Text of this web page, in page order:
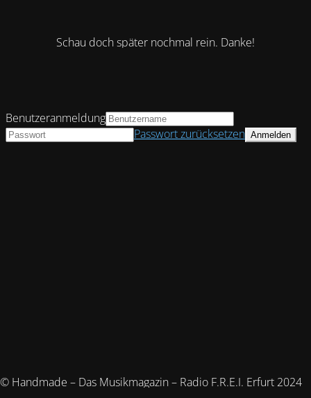
Schau doch später nochmal rein. Danke!
© Handmade – Das Musikmagazin – Radio F.R.E.I. Erfurt 2024
Benutzeranmeldung
Passwort zurücksetzen